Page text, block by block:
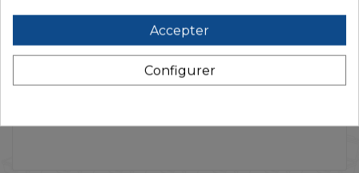
Caractéristiques
Accepter
Configurer